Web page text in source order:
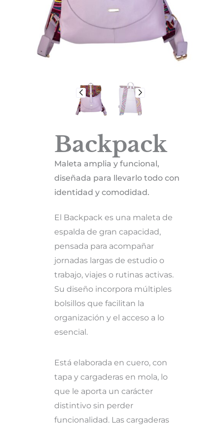
Backpack
Maleta amplia y funcional,
diseñada para llevarlo todo con
identidad y comodidad.
El Backpack es una maleta de
espalda de gran capacidad,
pensada para acompañar
jornadas largas de estudio o
trabajo, viajes o rutinas activas.
Su diseño incorpora múltiples
bolsillos que facilitan la
organización y el acceso a lo
esencial.
Está elaborada en cuero, con
tapa y cargaderas en mola, lo
que le aporta un carácter
distintivo sin perder
funcionalidad. Las cargaderas